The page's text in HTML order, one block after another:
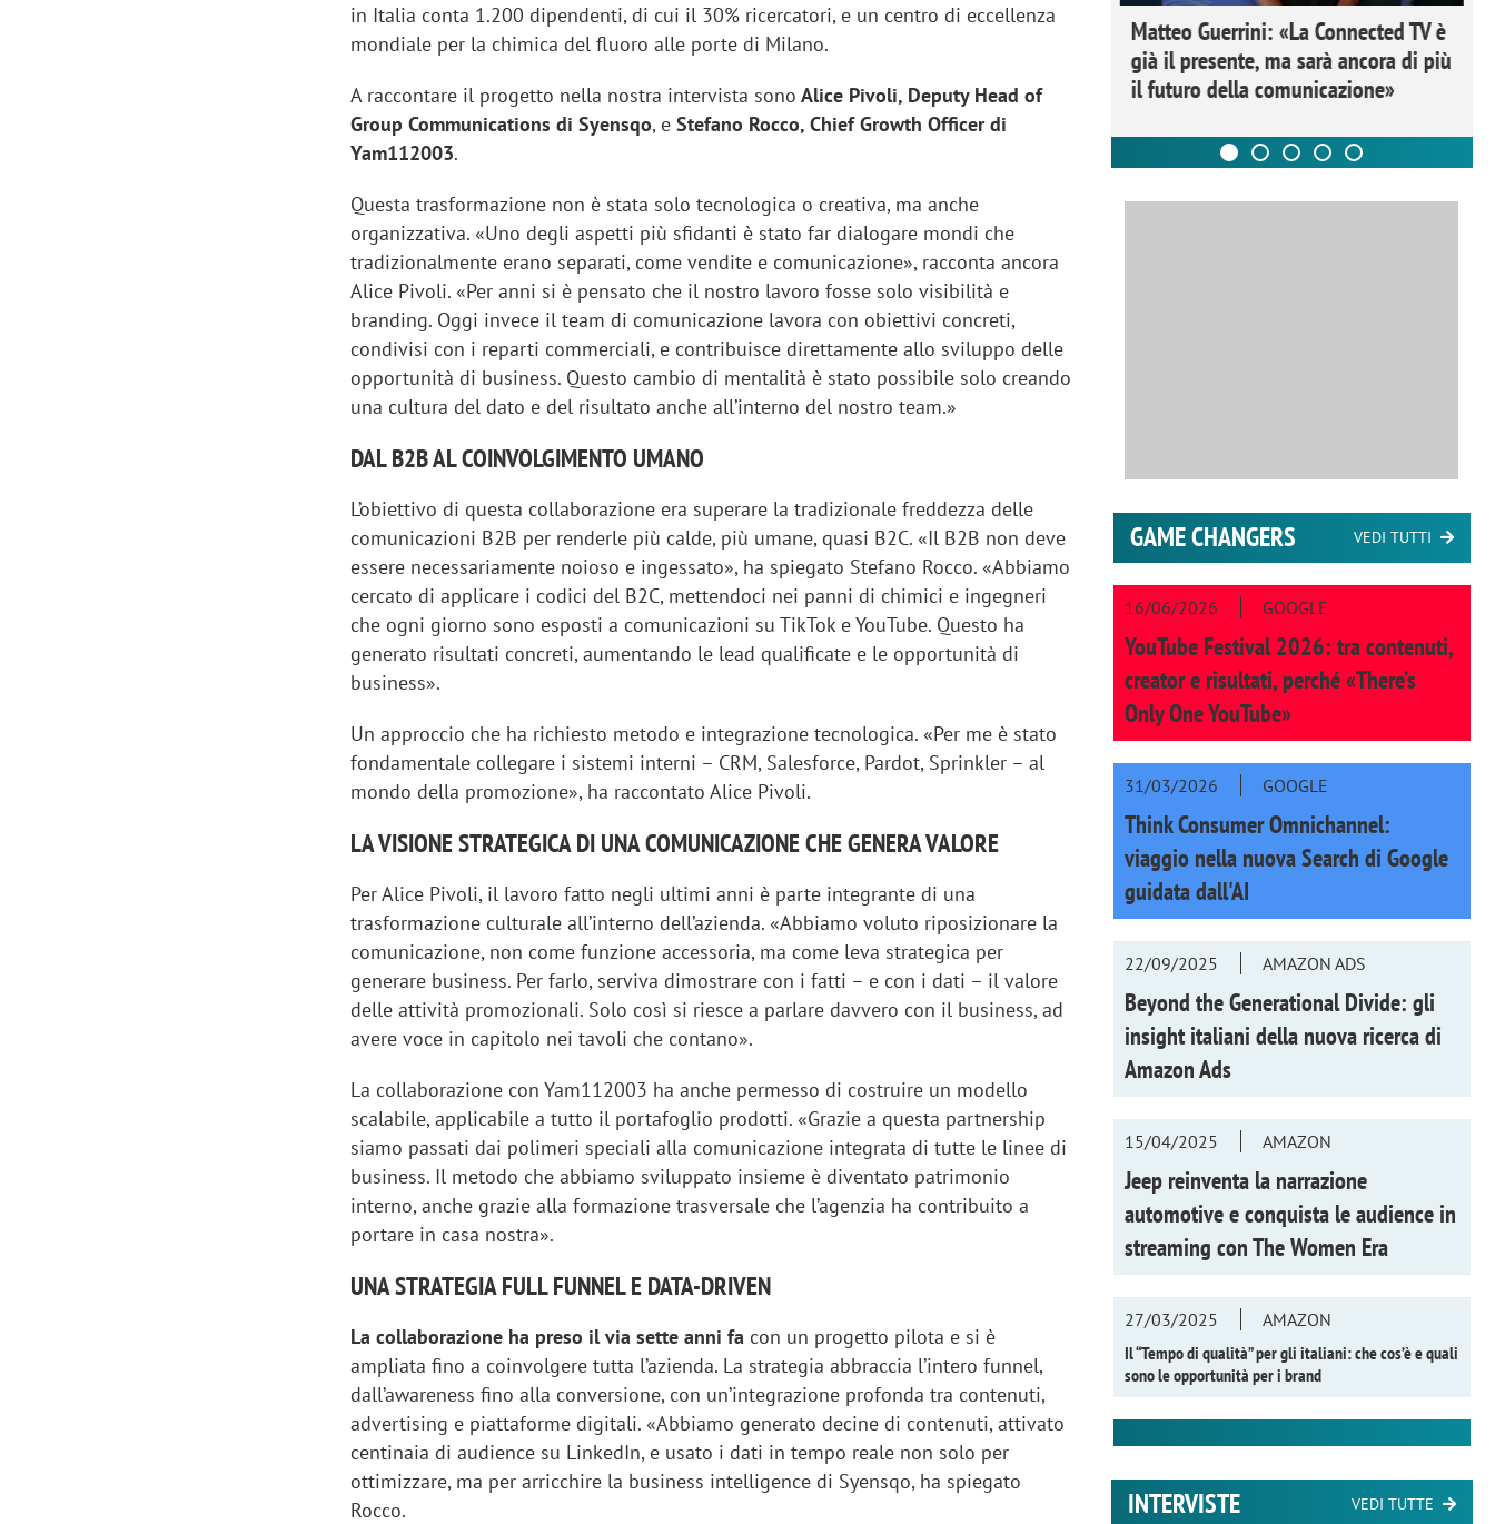
in Italia conta 1.200 dipendenti, di cui il 30% ricercatori, e un centro di eccellenza
mondiale per la chimica del fluoro alle porte di Milano.
A raccontare il progetto nella nostra intervista sono Alice Pivoli, Deputy Head of
Group Communications di Syensqo, e Stefano Rocco, Chief Growth Officer di
Yam112003.
Questa trasformazione non è stata solo tecnologica o creativa, ma anche
organizzativa. «Uno degli aspetti più sfidanti è stato far dialogare mondi che
tradizionalmente erano separati, come vendite e comunicazione», racconta ancora
Alice Pivoli. «Per anni si è pensato che il nostro lavoro fosse solo visibilità e
branding. Oggi invece il team di comunicazione lavora con obiettivi concreti,
condivisi con i reparti commerciali, e contribuisce direttamente allo sviluppo delle
opportunità di business. Questo cambio di mentalità è stato possibile solo creando
una cultura del dato e del risultato anche all’interno del nostro team.»
DAL B2B AL COINVOLGIMENTO UMANO
L’obiettivo di questa collaborazione era superare la tradizionale freddezza delle
comunicazioni B2B per renderle più calde, più umane, quasi B2C. «Il B2B non deve
essere necessariamente noioso e ingessato», ha spiegato Stefano Rocco. «Abbiamo
cercato di applicare i codici del B2C, mettendoci nei panni di chimici e ingegneri
che ogni giorno sono esposti a comunicazioni su TikTok e YouTube. Questo ha
generato risultati concreti, aumentando le lead qualificate e le opportunità di
business».
Un approccio che ha richiesto metodo e integrazione tecnologica. «Per me è stato
fondamentale collegare i sistemi interni – CRM, Salesforce, Pardot, Sprinkler – al
mondo della promozione», ha raccontato Alice Pivoli.
LA VISIONE STRATEGICA DI UNA COMUNICAZIONE CHE GENERA VALORE
Per Alice Pivoli, il lavoro fatto negli ultimi anni è parte integrante di una
trasformazione culturale all’interno dell’azienda. «Abbiamo voluto riposizionare la
comunicazione, non come funzione accessoria, ma come leva strategica per
generare business. Per farlo, serviva dimostrare con i fatti – e con i dati – il valore
delle attività promozionali. Solo così si riesce a parlare davvero con il business, ad
avere voce in capitolo nei tavoli che contano».
La collaborazione con Yam112003 ha anche permesso di costruire un modello
scalabile, applicabile a tutto il portafoglio prodotti. «Grazie a questa partnership
siamo passati dai polimeri speciali alla comunicazione integrata di tutte le linee di
business. Il metodo che abbiamo sviluppato insieme è diventato patrimonio
interno, anche grazie alla formazione trasversale che l’agenzia ha contribuito a
portare in casa nostra».
UNA STRATEGIA FULL FUNNEL E DATA-DRIVEN
La collaborazione ha preso il via sette anni fa con un progetto pilota e si è
ampliata fino a coinvolgere tutta l’azienda. La strategia abbraccia l’intero funnel,
dall’awareness fino alla conversione, con un’integrazione profonda tra contenuti,
advertising e piattaforme digitali. «Abbiamo generato decine di contenuti, attivato
centinaia di audience su LinkedIn, e usato i dati in tempo reale non solo per
ottimizzare, ma per arricchire la business intelligence di Syensqo, ha spiegato
Rocco.
Manassero, Samsung Ads: «Con Total
Perez, Samsung Ads: «L'Italia è un
mercato strategico e continuerà a
crescere»
Networking agli eventi: come la
startup Kicè punta a eliminare lo
"spreco di relazioni"
Matteo Guerrini: «La Connected TV è
già il presente, ma sarà ancora di più
il futuro della comunicazione»
GAME CHANGERS VEDI TUTTI
16/06/2026 GOOGLE
YouTube Festival 2026: tra contenuti,
creator e risultati, perché «There’s
Only One YouTube»
31/03/2026 GOOGLE
Think Consumer Omnichannel:
viaggio nella nuova Search di Google
guidata dall'AI
22/09/2025 AMAZON ADS
Beyond the Generational Divide: gli
insight italiani della nuova ricerca di
Amazon Ads
15/04/2025 AMAZON
Jeep reinventa la narrazione
automotive e conquista le audience in
streaming conThe Women Era
27/03/2025
AMAZON
Il “Tempo di qualità” per gli italiani: che cos’è e quali
sono le opportunità per i brand
INTERVISTE VEDI TUTTE